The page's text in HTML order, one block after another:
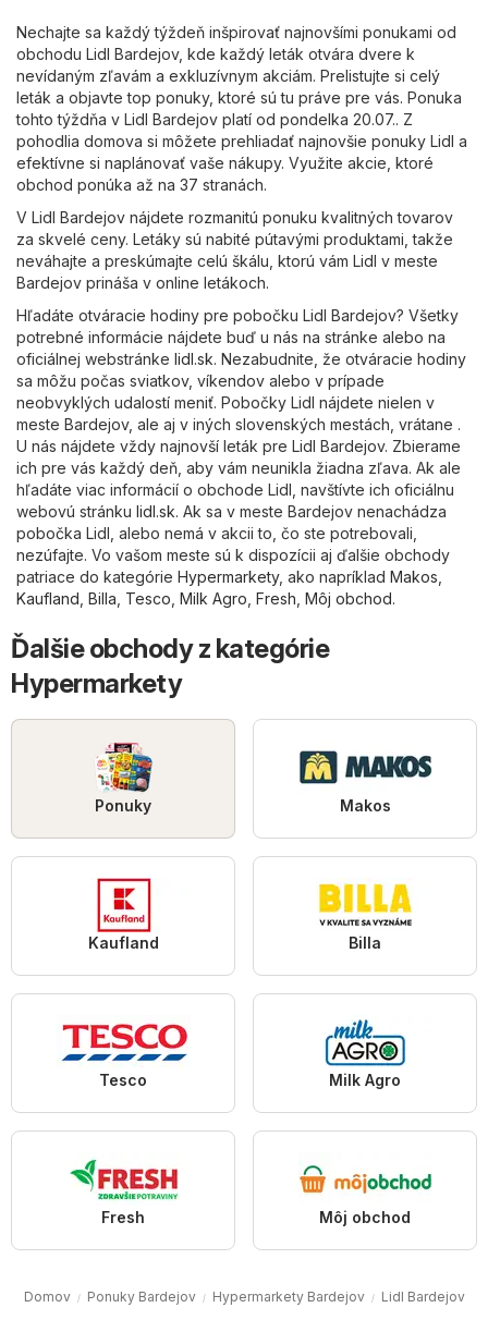
Nechajte sa každý týždeň inšpirovať najnovšími ponukami od
obchodu Lidl Bardejov, kde každý leták otvára dvere k
nevídaným zľavám a exkluzívnym akciám. Prelistujte si celý
leták a objavte top ponuky, ktoré sú tu práve pre vás. Ponuka
tohto týždňa v Lidl Bardejov platí od pondelka 20.07.. Z
pohodlia domova si môžete prehliadať najnovšie ponuky Lidl a
efektívne si naplánovať vaše nákupy. Využite akcie, ktoré
obchod ponúka až na 37 stranách.
V Lidl Bardejov nájdete rozmanitú ponuku kvalitných tovarov
za skvelé ceny. Letáky sú nabité pútavými produktami, takže
neváhajte a preskúmajte celú škálu, ktorú vám Lidl v meste
Bardejov prináša v online letákoch.
Hľadáte otváracie hodiny pre pobočku Lidl Bardejov? Všetky
potrebné informácie nájdete buď u nás na stránke alebo na
oficiálnej webstránke lidl.sk. Nezabudnite, že otváracie hodiny
sa môžu počas sviatkov, víkendov alebo v prípade
neobvyklých udalostí meniť. Pobočky Lidl nájdete nielen v
meste Bardejov, ale aj v iných slovenských mestách, vrátane .
U nás nájdete vždy najnovší leták pre Lidl Bardejov. Zbierame
ich pre vás každý deň, aby vám neunikla žiadna zľava. Ak ale
hľadáte viac informácií o obchode Lidl, navštívte ich oficiálnu
webovú stránku lidl.sk. Ak sa v meste Bardejov nenachádza
pobočka Lidl, alebo nemá v akcii to, čo ste potrebovali,
nezúfajte. Vo vašom meste sú k dispozícii aj ďalšie obchody
patriace do kategórie Hypermarkety, ako napríklad Makos,
Kaufland, Billa, Tesco, Milk Agro, Fresh, Môj obchod.
Ďalšie obchody z kategórie
Hypermarkety
Ponuky Makos
Kaufland Billa
Tesco Milk Agro
Fresh Môj obchod
Domov Ponuky Bardejov Hypermarkety Bardejov Lidl Bardejov